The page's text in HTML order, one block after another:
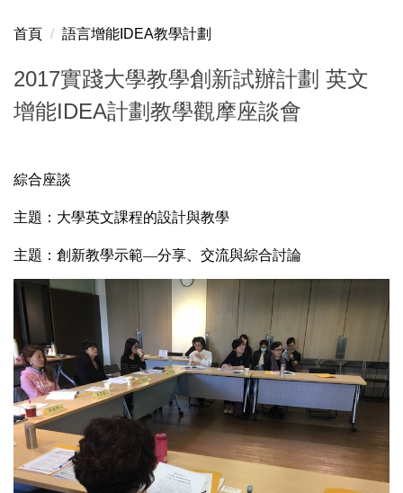
首頁 語言增能IDEA教學計劃
2017實踐大學教學創新試辦計劃 英文
增能IDEA計劃教學觀摩座談會
綜合座談
主題：大學英文課程的設計與教學
主題：創新教學示範—分享、交流與綜合討論